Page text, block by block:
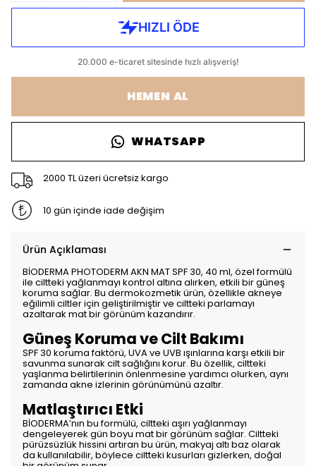
HEMEN AL
WHATSAPP
2000 TL üzeri ücretsiz kargo
10 gün içinde iade değişim
Ürün Açıklaması
BİODERMA PHOTODERM AKN MAT SPF 30, 40 ml, özel formülü
ile ciltteki yağlanmayı kontrol altına alırken, etkili bir güneş
koruma sağlar. Bu dermokozmetik ürün, özellikle akneye
eğilimli ciltler için geliştirilmiştir ve ciltteki parlamayı
azaltarak mat bir görünüm kazandırır.
Güneş Koruma ve Cilt Bakımı
SPF 30 koruma faktörü, UVA ve UVB ışınlarına karşı etkili bir
savunma sunarak cilt sağlığını korur. Bu özellik, ciltteki
yaşlanma belirtilerinin önlenmesine yardımcı olurken, aynı
zamanda akne izlerinin görünümünü azaltır.
Matlaştırıcı Etki
BİODERMA’nın bu formülü, ciltteki aşırı yağlanmayı
dengeleyerek gün boyu mat bir görünüm sağlar. Ciltteki
pürüzsüzlük hissini artıran bu ürün, makyaj altı baz olarak
da kullanılabilir, böylece ciltteki kusurları gizlerken, doğal